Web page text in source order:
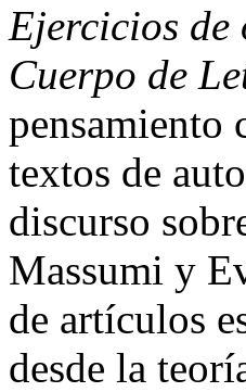
Ejercicios de
Cuerpo de
pensamiento
textos de
discurso
Massumi y
de artículos
desde la